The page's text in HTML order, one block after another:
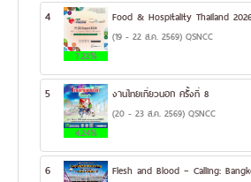
4
7.22%
Food & Hospitality Thailand
(19 - 22 ส.ค. 2569) QSNCC
5
4.24%
งานไทยเที่ยวนอก ครั้งที่ 8
(20 - 23 ส.ค. 2569) QSNCC
6 Flesh and Blood – Calling: